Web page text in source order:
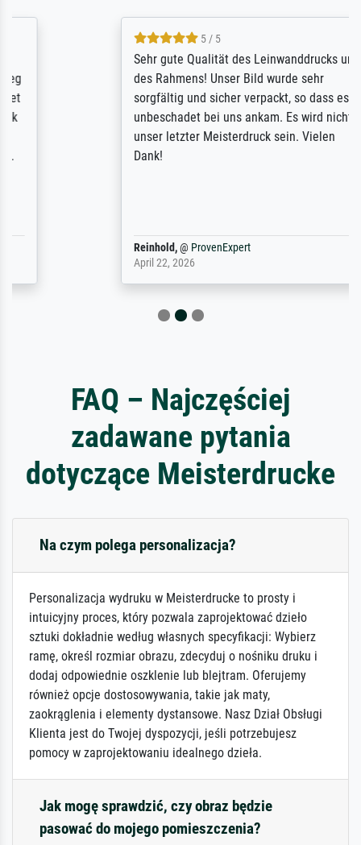
5 / 5
Sehr gute Qualität des Leinwanddrucks und
des Rahmens! Unser Bild wurde sehr
sorgfältig und sicher verpackt, so dass es
unbeschadet bei uns ankam. Es wird nicht
unser letzter Meisterdruck sein. Vielen
ProvenExpert
FAQ – Najczęściej
zadawane pytania
dotyczące Meisterdrucke
Na czym polega personalizacja?
Personalizacja wydruku w Meisterdrucke to prosty i
intuicyjny proces, który pozwala zaprojektować dzieło
sztuki dokładnie według własnych specyfikacji: Wybierz
ramę, określ rozmiar obrazu, zdecyduj o nośniku druku i
dodaj odpowiednie oszklenie lub blejtram. Oferujemy
również opcje dostosowywania, takie jak maty,
zaokrąglenia i elementy dystansowe. Nasz Dział Obsługi
Klienta jest do Twojej dyspozycji, jeśli potrzebujesz
pomocy w zaprojektowaniu idealnego dzieła.
Jak mogę sprawdzić, czy obraz będzie
pasować do mojego pomieszczenia?